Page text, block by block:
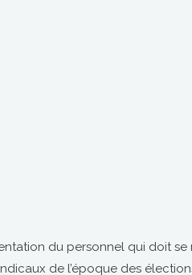
du personnel qui doit se
de l’époque des